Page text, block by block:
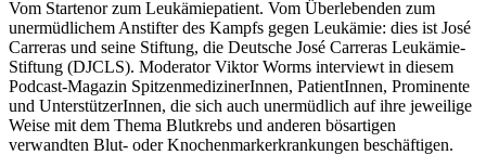
Vom Startenor zum Leukämiepatient. Vom Überlebenden zum
unermüdlichem Anstifter des Kampfs gegen Leukämie: dies ist José
Carreras und seine Stiftung, die Deutsche José Carreras Leukämie-
Stiftung (DJCLS). Moderator Viktor Worms interviewt in diesem
Podcast-Magazin SpitzenmedizinerInnen, PatientInnen, Prominente
und UnterstützerInnen, die sich auch unermüdlich auf ihre jeweilige
Weise mit dem Thema Blutkrebs und anderen bösartigen
verwandten Blut- oder Knochenmarkerkrankungen beschäftigen.